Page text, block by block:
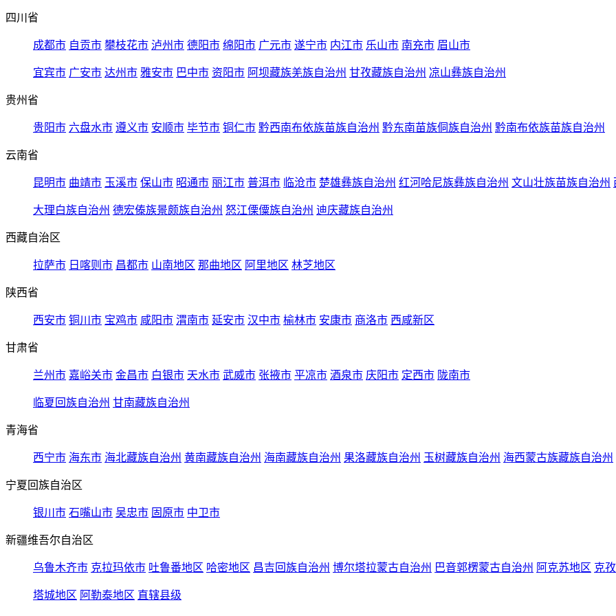
四川省
成都市 自贡市 攀枝花市 泸州市 德阳市 绵阳市 广元市 遂宁市 内江市 乐山市 南充市 眉山市
宜宾市 广安市 达州市 雅安市 巴中市 资阳市 阿坝藏族羌族自治州 甘孜藏族自治州 凉山彝族自治州
贵州省
贵阳市 六盘水市 遵义市 安顺市 毕节市 铜仁市 黔西南布依族苗族自治州 黔东南苗族侗族自治州 黔南布依族苗族自治州
云南省
昆明市 曲靖市 玉溪市 保山市 昭通市 丽江市 普洱市 临沧市 楚雄彝族自治州 红河哈尼族彝族自治州 文山壮族苗族自治州
大理白族自治州 德宏傣族景颇族自治州 怒江傈僳族自治州 迪庆藏族自治州
西藏自治区
拉萨市 日喀则市 昌都市 山南地区 那曲地区 阿里地区 林芝地区
陕西省
西安市 铜川市 宝鸡市 咸阳市 渭南市 延安市 汉中市 榆林市 安康市 商洛市 西咸新区
甘肃省
兰州市 嘉峪关市 金昌市 白银市 天水市 武威市 张掖市 平凉市 酒泉市 庆阳市 定西市 陇南市
临夏回族自治州 甘南藏族自治州
青海省
西宁市 海东市 海北藏族自治州 黄南藏族自治州 海南藏族自治州 果洛藏族自治州 玉树藏族自治州 海西蒙古族藏族自治州
宁夏回族自治区
银川市 石嘴山市 吴忠市 固原市 中卫市
新疆维吾尔自治区
乌鲁木齐市 克拉玛依市 吐鲁番地区 哈密地区 昌吉回族自治州 博尔塔拉蒙古自治州 巴音郭楞蒙古自治州 阿克苏地区 克
塔城地区 阿勒泰地区 直辖县级